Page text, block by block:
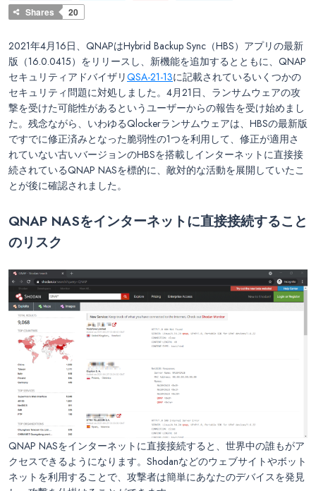
Shares
20
2021年4月16日、QNAPはHybrid Backup Sync（HBS）アプリの最新
版（16.0.0415）をリリースし、新機能を追加するとともに、QNAP
セキュリティアドバイザリQSA-21-13に記載されているいくつかの
セキュリティ問題に対処しました。4月21日、ランサムウェアの攻
撃を受けた可能性があるというユーザーからの報告を受け始めまし
た。残念ながら、いわゆるQlockerランサムウェアは、HBSの最新版
ですでに修正済みとなった脆弱性の1つを利用して、修正が適用さ
れていない古いバージョンのHBSを搭載しインターネットに直接接
続されているQNAP NASを標的に、敵対的な活動を展開していたこ
とが後に確認されました。
QNAP NASをインターネットに直接接続すること
のリスク
QNAP NASをインターネットに直接接続すると、世界中の誰もがア
クセスできるようになります。Shodanなどのウェブサイトやボット
ネットを利用することで、攻撃者は簡単にあなたのデバイスを発見